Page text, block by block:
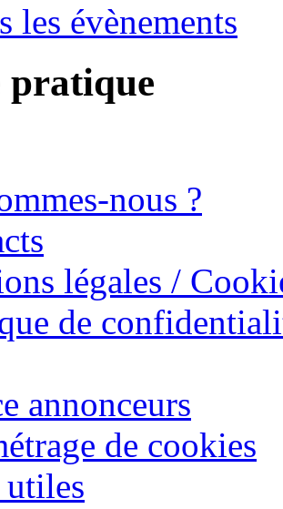
les évènements
pratique
nous ?
légales /
de
annonceurs
de cookies